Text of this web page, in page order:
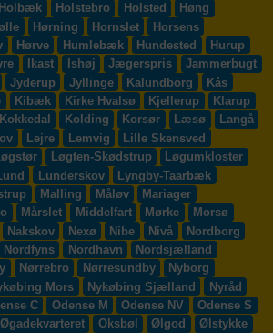
Holbæk Holstebro Holsted
Høng
Hørning Hornslet
Horsens
Hørve Humlebæk Hundested
Hurup
Ikast Ishøj Jægerspris
Jammerbugt
Jyderup Jyllinge Kalundborg
Kås
Kibæk Kirke Hvalsø Kjellerup
Klarup
Kokkedal Kolding Korsør Læsø
Langå
Lejre Lemvig
Lille Skensved
Løgten-Skødstrup
Løgumkloster
Lunderskov
Lyngby-Taarbæk
Malling Måløv
Mariager
Mårslet Middelfart Mørke
Morsø
Nakskov Nexø Nibe Nivå
Nordborg
Nordfyns Nordhavn
Nordsjælland
Nørrebro Nørresundby
Nyborg
Mors Nykøbing Sjælland
Nyråd
C Odense M Odense NV
Odense S
Øgadekvarteret Oksbøl Ølgod
Ølstykke